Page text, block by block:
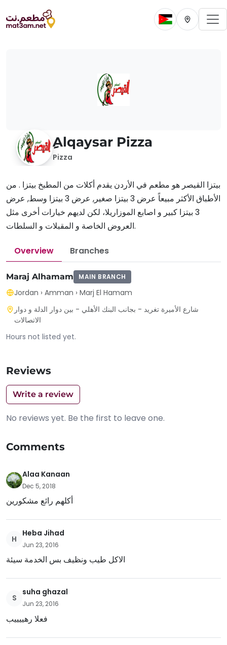
Change current
Change
ِِِAlqaysar Pizza
Pizza
بيتزا القيصر هو مطعم في الأردن يقدم أكلات من المطبخ بيتزا . من
الأطباق الأكثر مبيعاً عرض 3 بيتزا صغير, عرض 3 بيتزا وسط, عرض
3 بيتزا كبير و اصابع الموزاريلا، لكن لديهم خيارات أخرى مثل
العروض الخاصة و المقبلات و السلطات.
Overview Branches
Maraj Alhamam MAIN BRANCH
Jordan › Amman › Marj El Hamam
شارع الأميرة تغريد - بجانب البنك الأهلي - بين دوار الدلة و دوار
الاتصالات
Hours not listed yet.
Reviews
Write a review
No reviews yet. Be the first to leave one.
Comments
Alaa Kanaan
Dec 5, 2018
أكلهم رائع مشكورين
H
Heba Jihad
Jun 23, 2016
الاكل طيب ونظيف بس الخدمة سيئة
S
suha ghazal
Jun 23, 2016
فعلا رهييييب